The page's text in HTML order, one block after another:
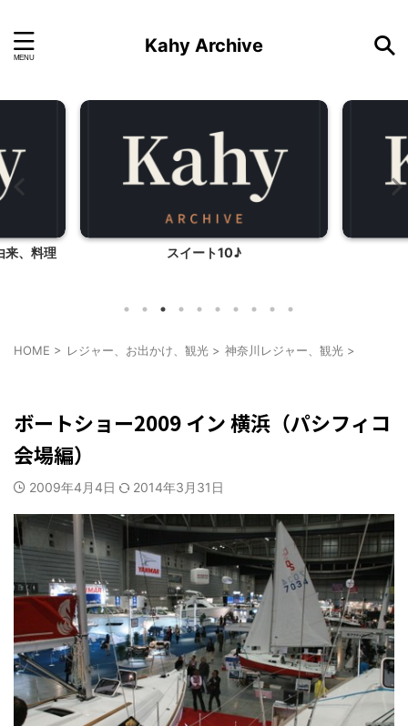
Kahy Archive
来、料理 スイート10♪
HOME > レジャー、お出かけ、観光 > 神奈川レジャー、観光 >
ボートショー2009 イン 横浜（パシフィコ
会場編）
2009年4月4日 2014年3月31日